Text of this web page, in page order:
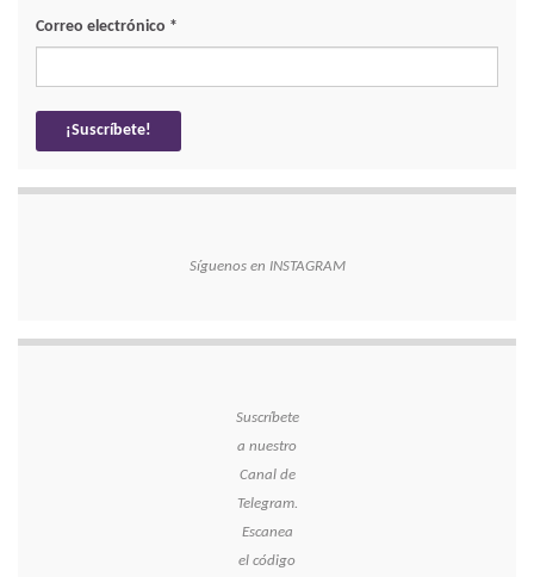
Correo electrónico *
Síguenos en INSTAGRAM
Suscríbete
a nuestro
Canal de
Telegram.
Escanea
el código